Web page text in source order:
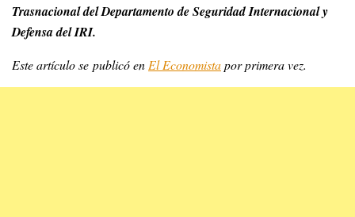
Trasnacional del Departamento de Seguridad Internacional y
Defensa del IRI.
Este artículo se publicó en El Economistapor primera vez.